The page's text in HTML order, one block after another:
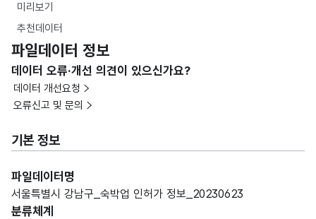
미리보기
추천데이터
파일데이터 정보
데이터 오류·개선 의견이 있으신가요?
데이터 개선요청
오류신고 및 문의
기본 정보
파일데이터명
서울특별시 강남구_숙박업 인허가 정보_20230623
분류체계